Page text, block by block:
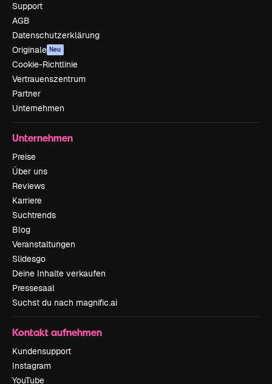
Support
AGB
Datenschutzerklärung
Originale Neu
Cookie-Richtlinie
Vertrauenszentrum
Partner
Unternehmen
Unternehmen
Preise
Über uns
Reviews
Karriere
Suchtrends
Blog
Veranstaltungen
Slidesgo
Deine Inhalte verkaufen
Pressesaal
Suchst du nach magnific.ai
Kontakt aufnehmen
Kundensupport
Instagram
YouTube